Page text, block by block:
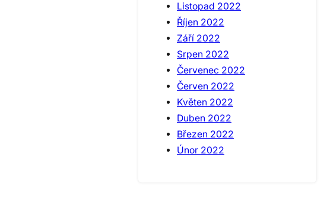
Listopad 2022
Říjen 2022
Září 2022
Srpen 2022
Červenec 2022
Červen 2022
Květen 2022
Duben 2022
Březen 2022
Únor 2022